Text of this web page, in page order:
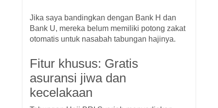
Jika saya bandingkan dengan Bank H dan
Bank U, mereka belum memiliki potong zakat
otomatis untuk nasabah tabungan hajinya.
Fitur khusus: Gratis
asuransi jiwa dan
kecelakaan